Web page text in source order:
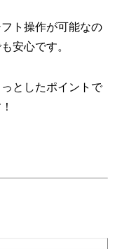
ト操作が可能なの
安心です。
としたポイントで